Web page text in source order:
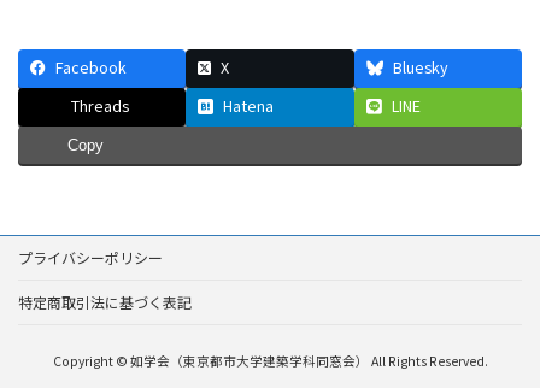
Facebook X
Bluesky
Threads
Hatena LINE
Copy
プライバシーポリシー
特定商取引法に基づく表記
Copyright © 如学会（東京都市大学建築学科同窓会） All Rights Reserved.